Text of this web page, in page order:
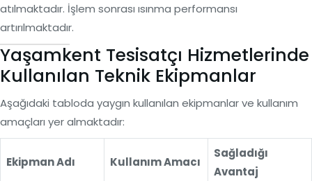
atılmaktadır. İşlem sonrası ısınma performansı
artırılmaktadır.
Yaşamkent Tesisatçı Hizmetlerinde
Kullanılan Teknik Ekipmanlar
Aşağıdaki tabloda yaygın kullanılan ekipmanlar ve kullanım
amaçları yer almaktadır:
Ekipman Adı Kullanım Amacı
Sağladığı
Avantaj